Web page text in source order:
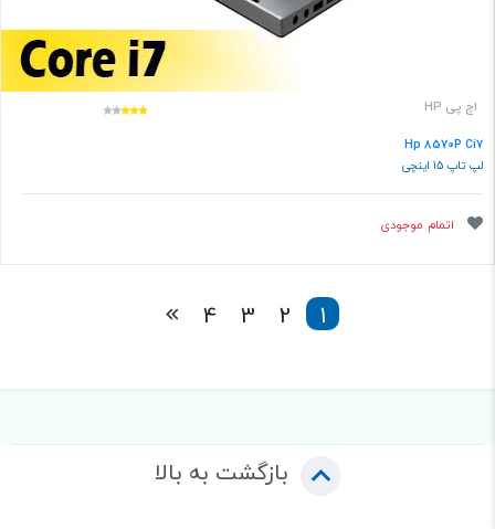
اچ پی HP
Hp 8570P Ci7
لپ تاپ 15 اینچی
اتمام موجودی
1
2
3
4
بازگشت به بالا